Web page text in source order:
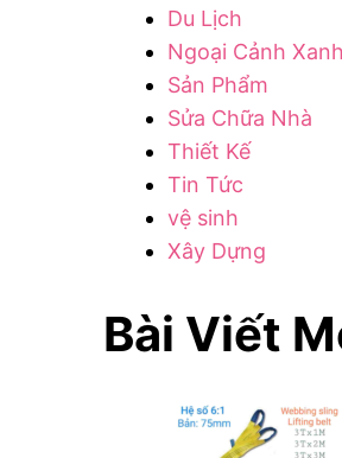
Du Lịch
Ngoại Cảnh Xanh
Sản Phẩm
Sửa Chữa Nhà
Thiết Kế
Tin Tức
vệ sinh
Xây Dựng
Bài Viết